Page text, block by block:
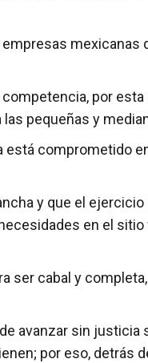
mexicanas
por esta
pequeñas y
está comprometido
y que el
en el sitio
ser cabal y
avanzar sin
por eso, detrás